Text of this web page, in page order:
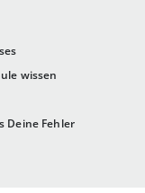
wissen
Deine Fehler